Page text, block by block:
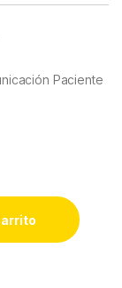
Paciente